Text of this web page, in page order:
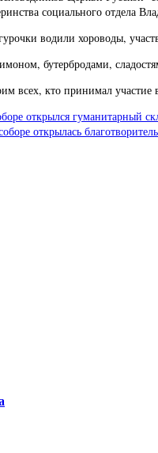
социального отдела
водили хороводы,
бутербродами,
всех, кто принимал участие
открылся гуманитарный
открылась